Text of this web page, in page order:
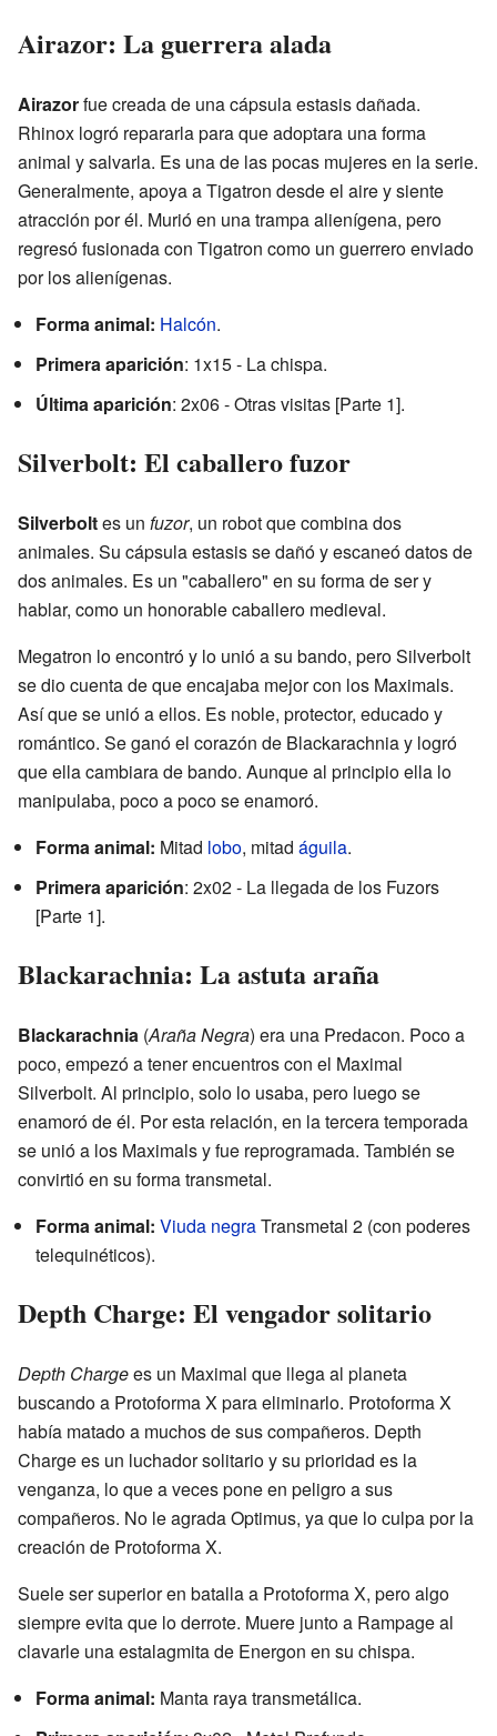
Airazor: La guerrera alada
Airazorfue creada de una cápsula estasis dañada.
Rhinox logró repararla para que adoptara una forma
animal y salvarla. Es una de las pocas mujeres en la serie.
Generalmente, apoya a Tigatron desde el aire y siente
atracción por él. Murió en una trampa alienígena, pero
regresó fusionada con Tigatron como un guerrero enviado
por los alienígenas.
Forma animal: Halcón.
Primera aparición: 1x15 - La chispa.
Última aparición: 2x06 - Otras visitas [Parte 1].
Silverbolt: El caballero fuzor
Silverboltes un fuzor, un robot que combina dos
animales. Su cápsula estasis se dañó y escaneó datos de
dos animales. Es un "caballero" en su forma de ser y
hablar, como un honorable caballero medieval.
Megatron lo encontró y lo unió a su bando, pero Silverbolt
se dio cuenta de que encajaba mejor con los Maximals.
Así que se unió a ellos. Es noble, protector, educado y
romántico. Se ganó el corazón de Blackarachnia y logró
que ella cambiara de bando. Aunque al principio ella lo
manipulaba, poco a poco se enamoró.
Forma animal: Mitad lobo, mitad águila.
Primera aparición: 2x02 - La llegada de los Fuzors
[Parte 1].
Blackarachnia: La astuta araña
Blackarachnia (Araña Negra) era una Predacon. Poco a
poco, empezó a tener encuentros con el Maximal
Silverbolt. Al principio, solo lo usaba, pero luego se
enamoró de él. Por esta relación, en la tercera temporada
se unió a los Maximals y fue reprogramada. También se
convirtió en su forma transmetal.
Forma animal: Viuda negraTransmetal 2 (con poderes
telequinéticos).
Depth Charge: El vengador solitario
Depth Chargees un Maximal que llega al planeta
buscando a Protoforma X para eliminarlo. Protoforma X
había matado a muchos de sus compañeros. Depth
Charge es un luchador solitario y su prioridad es la
venganza, lo que a veces pone en peligro a sus
compañeros. No le agrada Optimus, ya que lo culpa por la
creación de Protoforma X.
Suele ser superior en batalla a Protoforma X, pero algo
siempre evita que lo derrote. Muere junto a Rampage al
clavarle una estalagmita de Energon en su chispa.
Forma animal: Manta raya transmetálica.